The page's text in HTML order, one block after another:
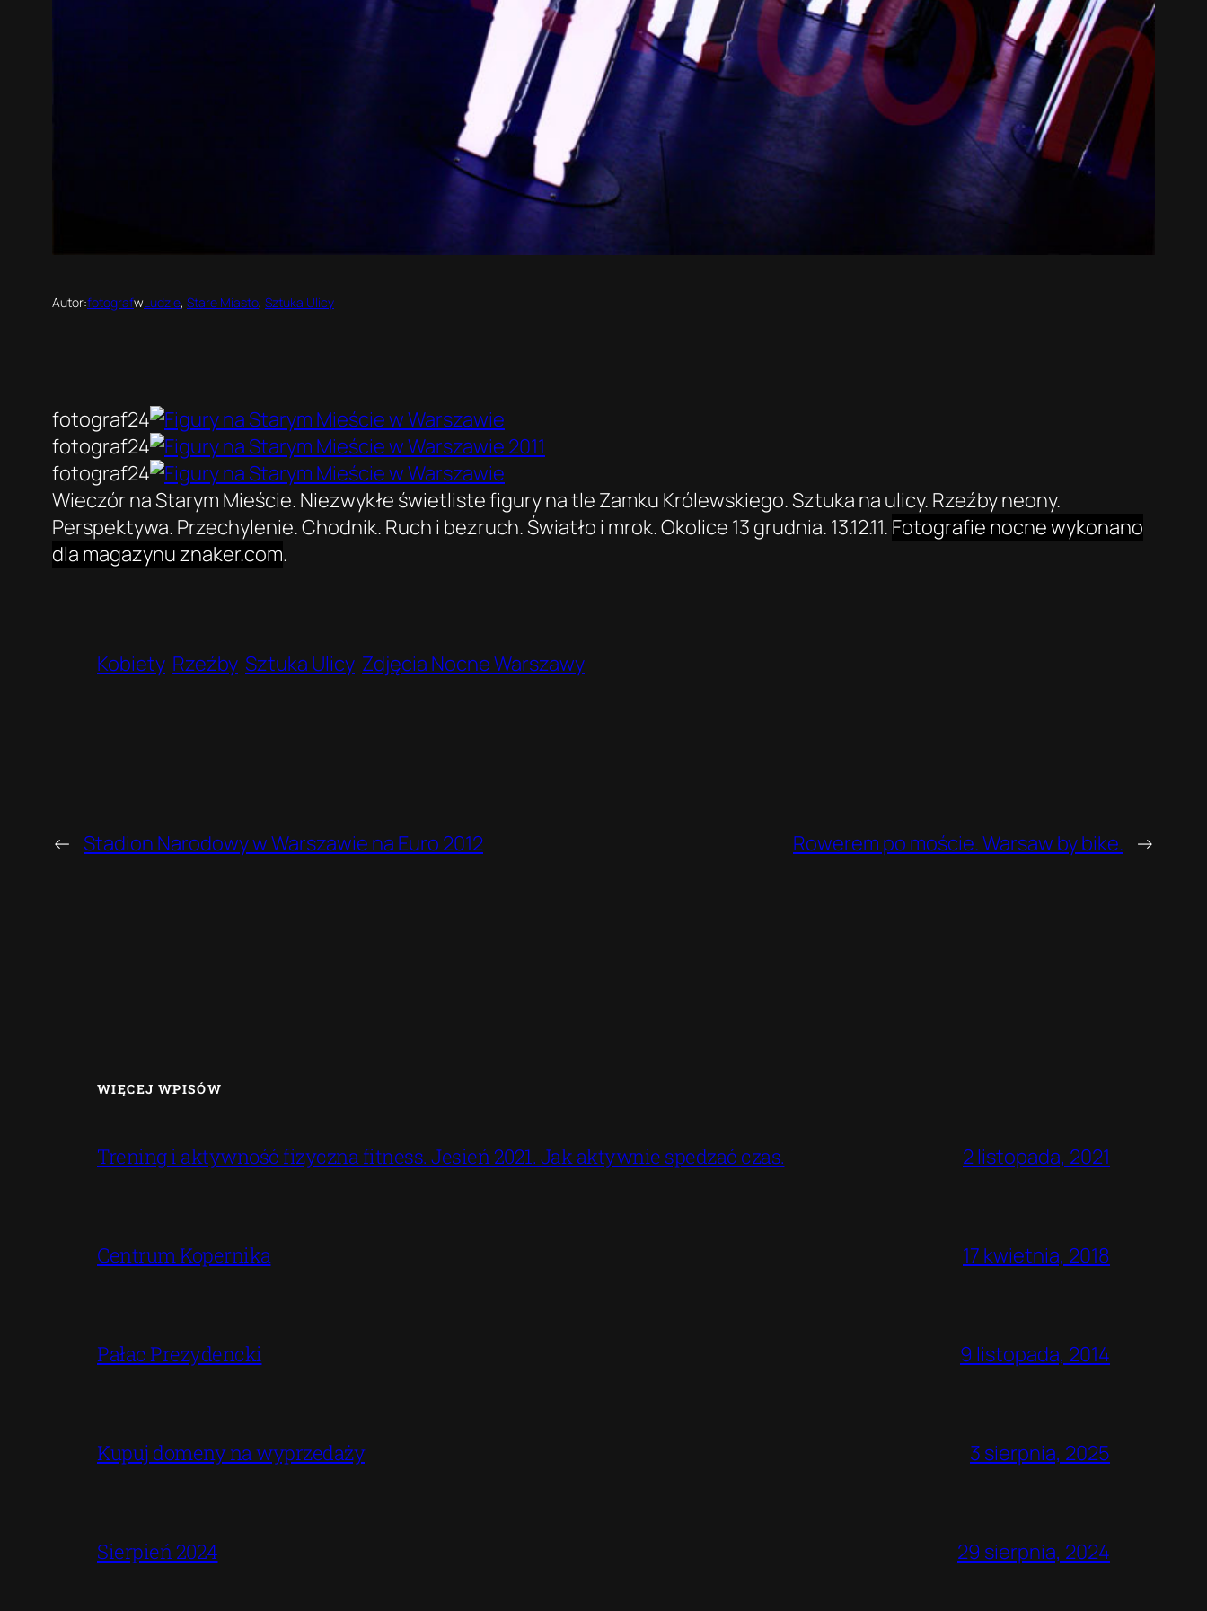
Autor:fotografwLudzie, Stare Miasto, Sztuka Ulicy
fotograf24
fotograf24
fotograf24
Wieczór na Starym Mieście. Niezwykłe świetliste figury na tle Zamku Królewskiego. Sztuka na ulicy. Rzeźby neony.
Perspektywa. Przechylenie. Chodnik. Ruch i bezruch. Światło i mrok. Okolice 13 grudnia. 13.12.11. Fotografie nocne wykonano
dla magazynu znaker.com.
Kobiety Rzeźby Sztuka Ulicy Zdjęcia Nocne Warszawy
← Stadion Narodowy w Warszawie na Euro 2012 Rowerem po moście. Warsaw by bike. →
WIĘCEJ WPISÓW
Trening i aktywność fizyczna fitness. Jesień 2021. Jak aktywnie spedzać czas. 2 listopada, 2021
Centrum Kopernika 17 kwietnia, 2018
Pałac Prezydencki 9 listopada, 2014
Kupuj domeny na wyprzedaży 3 sierpnia, 2025
Sierpień 2024 29 sierpnia, 2024